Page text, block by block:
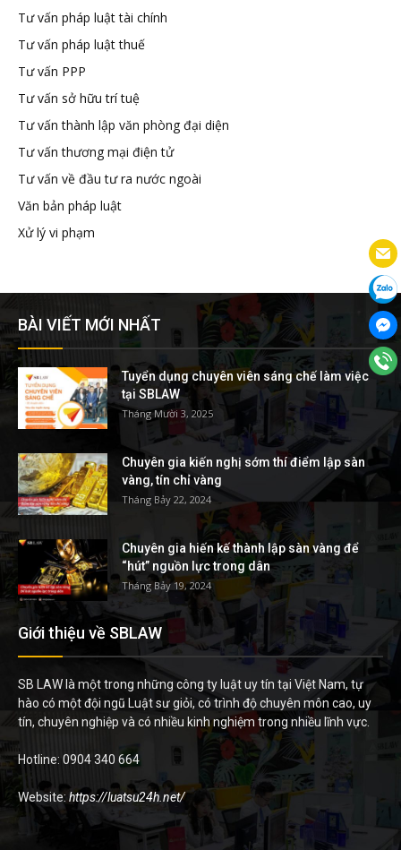
Tư vấn pháp luật tài chính
Tư vấn pháp luật thuế
Tư vấn PPP
Tư vấn sở hữu trí tuệ
Tư vấn thành lập văn phòng đại diện
Tư vấn thương mại điện tử
Tư vấn về đầu tư ra nước ngoài
Văn bản pháp luật
Xử lý vi phạm
BÀI VIẾT MỚI NHẤT
Tuyển dụng chuyên viên sáng chế làm việc
tại SBLAW
Tháng Mười 3, 2025
Chuyên gia kiến nghị sớm thí điểm lập sàn
vàng, tín chỉ vàng
Tháng Bảy 22, 2024
Chuyên gia hiến kế thành lập sàn vàng để
“hút” nguồn lực trong dân
Tháng Bảy 19, 2024
Giới thiệu về SBLAW
SB LAW là một trong những công ty luật uy tín tại Việt Nam, tự
hào có một đội ngũ Luật sư giỏi, có trình độ chuyên môn cao, uy
tín, chuyên nghiệp và có nhiều kinh nghiệm trong nhiều lĩnh vực.
Hotline: 0904 340 664
Website: https://luatsu24h.net/